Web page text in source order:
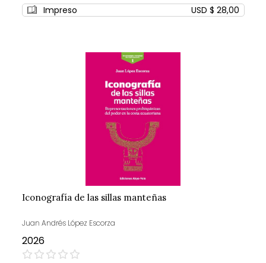
Impreso
USD $ 28,00
Iconografía de las sillas manteñas
Juan Andrés López Escorza
2026